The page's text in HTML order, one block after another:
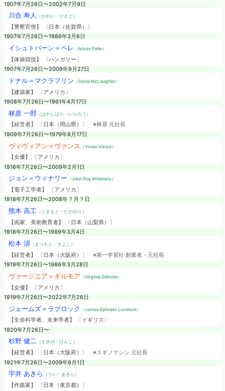
1907年7月26日〜2002年7月9日
川合 寿人 （かわい・ひさと）
【警察官僚】 〔日本（佐賀県）〕
1907年7月26日〜1986年3月6日
イシュトバーン＝ペレ （Istvan Pelle）
【体操競技】 〔ハンガリー〕
1907年7月26日〜2009年9月27日
ドナル＝マクラフリン （Donal McLaughlin）
【建築家】 〔アメリカ〕
1908年7月26日〜1961年4月17日
林原 一郎（はやしばら・いちろう）
【経営者】 〔日本（岡山県）〕 ※林原 元社長
1909年7月26日〜1979年8月17日
ヴィヴィアン＝ヴァンス （Vivian Vance）
【女優】 〔アメリカ〕
1916年7月26日〜2009年2月1日
ジョン＝ウィナリー （John Roy Whinnery）
【電子工学者】 〔アメリカ〕
1918年7月26日〜2008年？月？日
熊本 高工 （くまもと・たかのり）
【画家、美術教育者】 〔日本（山梨県）〕
1918年7月26日〜1989年3月4日
松本 清（まつもと・きよし）
【経営者】 〔日本（大阪府）〕 ※第一学習社 創業者・元社長
1919年7月26日〜1986年3月28日
ヴァージニア＝ギルモア （Virginia Gilmore）
【女優】 〔アメリカ〕
1919年7月26日〜2022年7月26日
ジェームズ＝ラブロック （James Ephraim Lovelock）
【生命科学者、未来学者】 〔イギリス〕
1920年7月26日〜
杉野 健二（すぎの・けんじ）
【経営者】 〔日本（大阪府）〕 ※スギノマシン 元社長
1921年7月26日〜2009年9月1日
宇井 あきら （うい・あきら）
【作曲家】 〔日本（東京都）〕